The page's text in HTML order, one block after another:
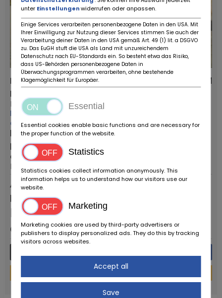
Rover 100 CABRIOLET 42.767 KM
Fournisseurs:
Ruote da Sogno
Plus de ce
concessionnaire
la ville / code
postalCode postal /
emplacement:
Reggio Emilia
1994
Annonce
permanente
Prix ​​sur
demande
Financement
powered bytarifcheck
unter Einstellungenwiderrufen oder anpassen.
Einige Services verarbeiten personenbezogene Daten in den USA. Mit
Ihrer Einwilligung zur Nutzung dieser Services stimmen Sie auch der
Verarbeitung deiner Daten in den USA gemäß Art. 49 (1) lit. a DSGVO
zu. Das EuGH stuft die USA als Land mit unzureichendem
Datenschutz nach EU-Standards ein. So besteht etwa das Risiko,
dass US-Behörden personenbezogene Daten in
Überwachungsprogrammen verarbeiten, ohne bestehende
Klagemöglichkeit für Europäer.
Essential
Essential cookies enable basic functions and are necessary for
the proper function of the website.
Statistics
Statistics cookies collect information anonymously. This
information helps us to understand how our visitors use our
website.
Marketing
Marketing cookies are used by third-party advertisers or
publishers to display personalized ads. They do this by tracking
visitors across websites.
Accept all
Save